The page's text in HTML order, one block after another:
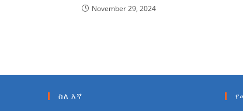
November 29, 2024
ስለ እኛ